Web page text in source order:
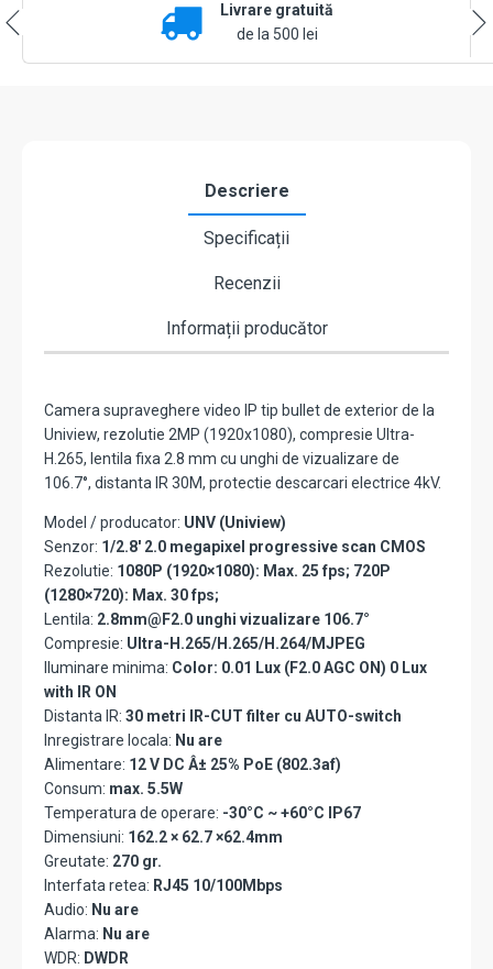
Livrare gratuită
de la 500 lei
Descriere
Specificații
Recenzii
Informații producător
Camera supraveghere video IP tip bullet de exterior de la
Uniview, rezolutie 2MP (1920x1080), compresie Ultra-
H.265, lentila fixa 2.8 mm cu unghi de vizualizare de
106.7°, distanta IR 30M, protectie descarcari electrice 4kV.
Model / producator: UNV (Uniview)
Senzor: 1/2.8' 2.0 megapixel progressive scan CMOS
Rezolutie: 1080P (1920×1080): Max. 25 fps; 720P
(1280×720): Max. 30 fps;
Lentila: 2.8mm@F2.0 unghi vizualizare 106.7°
Compresie: Ultra-H.265/H.265/H.264/MJPEG
Iluminare minima: Color: 0.01 Lux (F2.0 AGC ON) 0 Lux
with IR ON
Distanta IR: 30 metri IR-CUT filter cu AUTO-switch
Inregistrare locala: Nu are
Alimentare: 12 V DC Â± 25% PoE (802.3af)
Consum: max. 5.5W
Temperatura de operare: -30°C ~ +60°C IP67
Dimensiuni: 162.2 × 62.7 ×62.4mm
Greutate: 270 gr.
Interfata retea: RJ45 10/100Mbps
Audio: Nu are
Alarma: Nu are
WDR: DWDR